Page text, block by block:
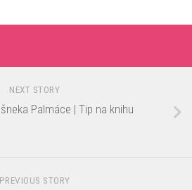
NEXT STORY
Palmáce | Tip na knihu
PREVIOUS STORY